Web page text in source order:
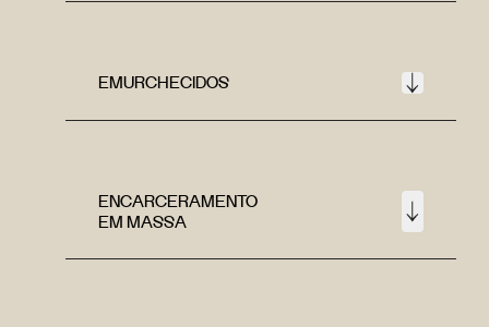
EMURCHECIDOS
ENCARCERAMENTO
EM MASSA